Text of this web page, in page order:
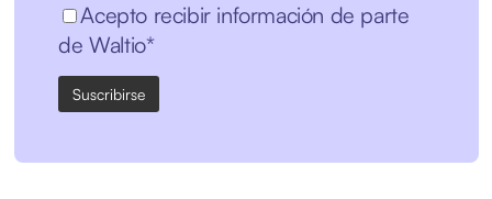
Acepto recibir información de parte
de Waltio*